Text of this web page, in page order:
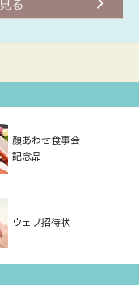
顔あわせ食事会
記念品
ウェブ招待状